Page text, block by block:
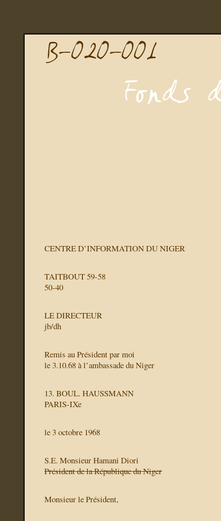
CENTRE D’INFORMATION DU NIGER
TAITBOUT 59-58
50-40
LE DIRECTEUR
jb/dh
Remis au Président par moi
le 3.10.68à l’ambassade du Niger
13. BOUL. HAUSSMANN
PARIS-IXe
le 3 octobre 1968
S.E. Monsieur Hamani Diori
Président de la République du Niger
Monsieur le Président,